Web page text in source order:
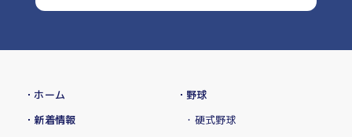
・ホーム
・新着情報
・野球
・硬式野球